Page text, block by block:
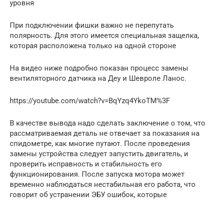
уровня
При подключении фишки важно не перепутать
полярность. Для этого имеется специальная защелка,
которая расположена только на одной стороне
На видео ниже подробно показан процесс замены
вентиляторного датчика на Деу и Шевроле Ланос.
https://youtube.com/watch?v=BqYzq4YkoTM%3F
В качестве вывода надо сделать заключение о том, что
рассматриваемая деталь не отвечает за показания на
спидометре, как многие путают. После проведения
замены устройства следует запустить двигатель, и
проверить исправность и стабильность его
функционирования. После запуска мотора может
временно наблюдаться нестабильная его работа, что
говорит об устранении ЭБУ ошибок, которые